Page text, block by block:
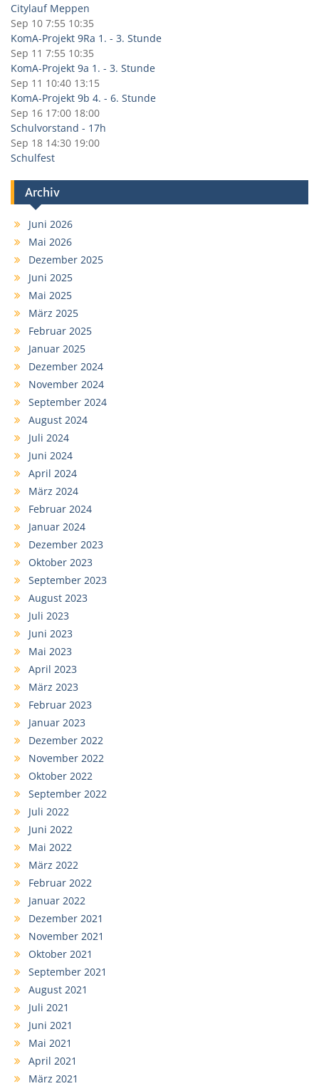
Citylauf Meppen
Sep 10 7:55 10:35
KomA-Projekt 9Ra 1. - 3. Stunde
Sep 11 7:55 10:35
KomA-Projekt 9a 1. - 3. Stunde
Sep 11 10:40 13:15
KomA-Projekt 9b 4. - 6. Stunde
Sep 16 17:00 18:00
Schulvorstand - 17h
Sep 18 14:30 19:00
Schulfest
Archiv
Juni 2026
Mai 2026
Dezember 2025
Juni 2025
Mai 2025
März 2025
Februar 2025
Januar 2025
Dezember 2024
November 2024
September 2024
August 2024
Juli 2024
Juni 2024
April 2024
März 2024
Februar 2024
Januar 2024
Dezember 2023
Oktober 2023
September 2023
August 2023
Juli 2023
Juni 2023
Mai 2023
April 2023
März 2023
Februar 2023
Januar 2023
Dezember 2022
November 2022
Oktober 2022
September 2022
Juli 2022
Juni 2022
Mai 2022
März 2022
Februar 2022
Januar 2022
Dezember 2021
November 2021
Oktober 2021
September 2021
August 2021
Juli 2021
Juni 2021
Mai 2021
April 2021
März 2021